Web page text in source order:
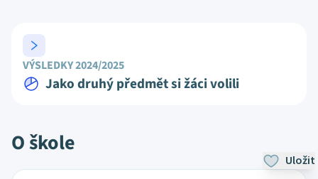
VÝSLEDKY 2024/2025
Jako druhý předmět si žáci volili
O škole
Uložit